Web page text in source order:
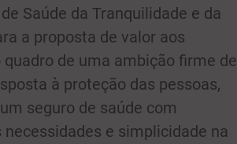
Saúde da Tranquilidade e da
a proposta de valor aos
de uma ambição firme de
à proteção das pessoas,
seguro de saúde com
e simplicidade na